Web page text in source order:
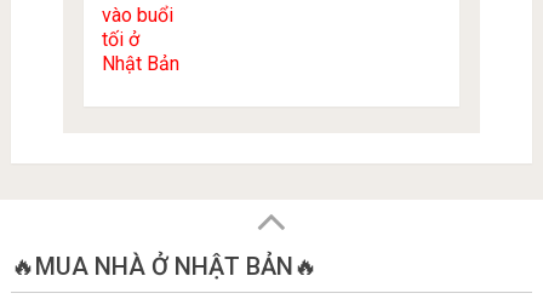
🔥MUA NHÀ Ở NHẬT BẢN🔥